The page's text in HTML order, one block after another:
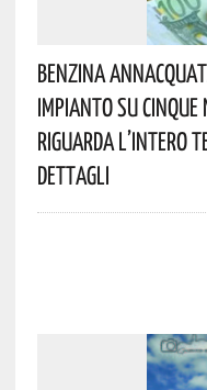
Benzina
Impianto Su
Riguarda L’intero
Dettagli